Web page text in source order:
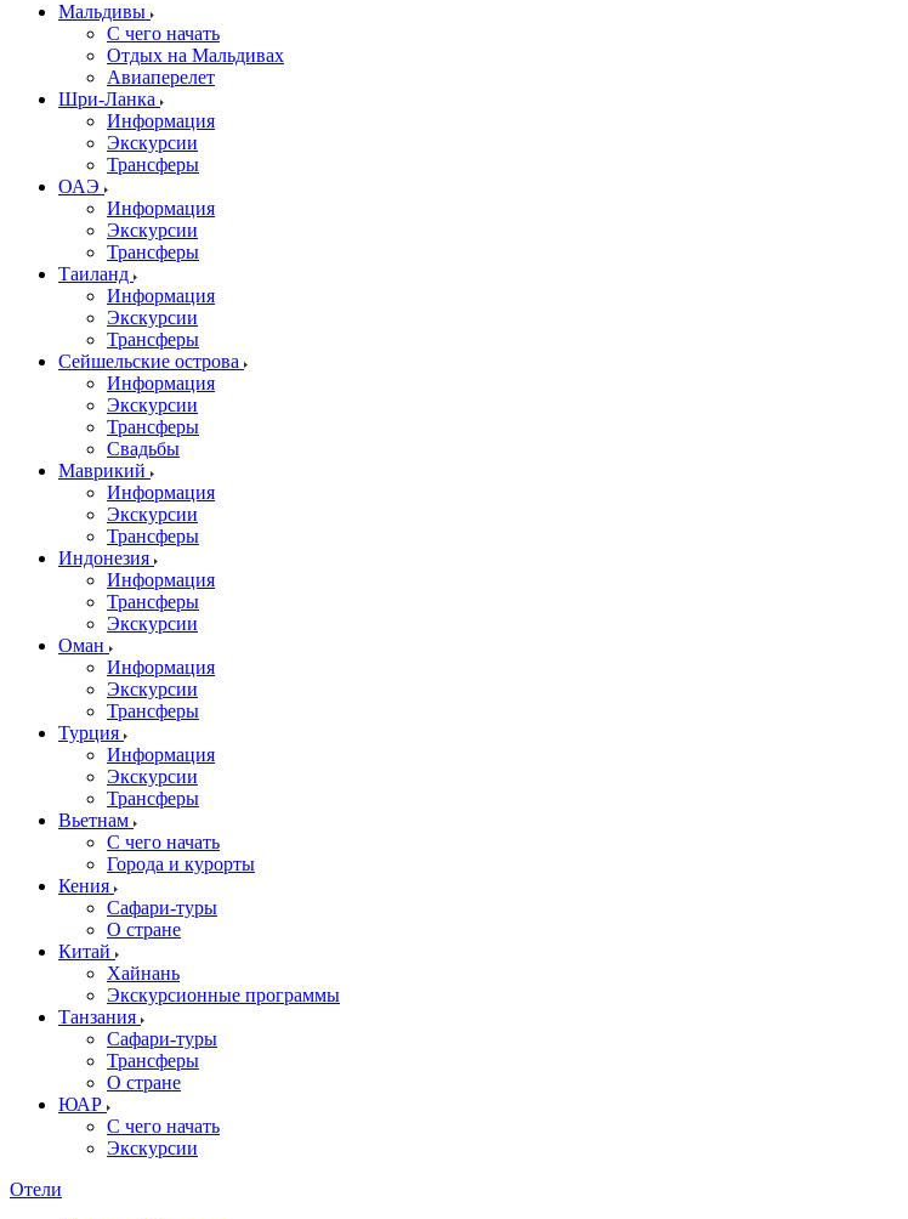
Мальдивы
С чего начать
Отдых на Мальдивах
Авиаперелет
Шри-Ланка
Информация
Экскурсии
Трансферы
ОАЭ
Информация
Экскурсии
Трансферы
Таиланд
Информация
Экскурсии
Трансферы
Сейшельские острова
Информация
Экскурсии
Трансферы
Свадьбы
Маврикий
Информация
Экскурсии
Трансферы
Индонезия
Информация
Трансферы
Экскурсии
Оман
Информация
Экскурсии
Трансферы
Турция
Информация
Экскурсии
Трансферы
Вьетнам
С чего начать
Города и курорты
Кения
Сафари-туры
О стране
Китай
Хайнань
Экскурсионные программы
Танзания
Сафари-туры
Трансферы
О стране
ЮАР
С чего начать
Экскурсии
Отели